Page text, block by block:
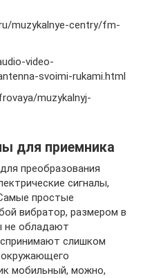
muzykalnye-centry/fm-
video-
svoimi-rukami.html
muzykalnyj-
для приемника
преобразования
сигналы,
простые
вибратор, размером в
не обладают
слишком
окружающего
мобильный, можно,